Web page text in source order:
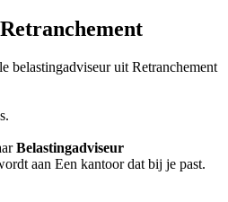
belastingadviseur uit Retranchement
Belastingadviseur
aan Een kantoor dat bij je past.